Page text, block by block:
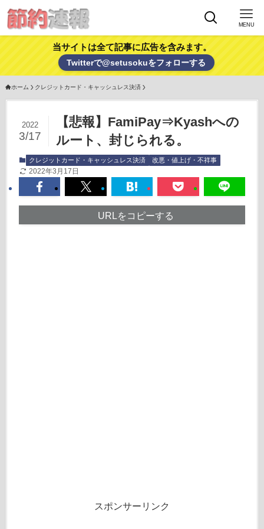
MENU
当サイトは全て記事に広告を含みます。
Twitterで@setusokuをフォローする
ホーム クレジットカード・キャッシュレス決済
【悲報】FamiPay⇒Kyashへの
ルート、封じられる。
2022
3/17
クレジットカード・キャッシュレス決済 改悪・値上げ・不祥事
2022年3月17日
URLをコピーする
スポンサーリンク